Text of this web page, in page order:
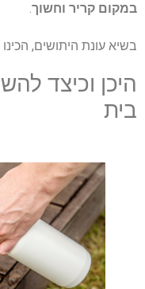
במקום קריר וחשוך.
בשיא עונת היתושים,
היכן וכיצד
בית